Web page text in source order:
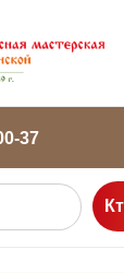
37